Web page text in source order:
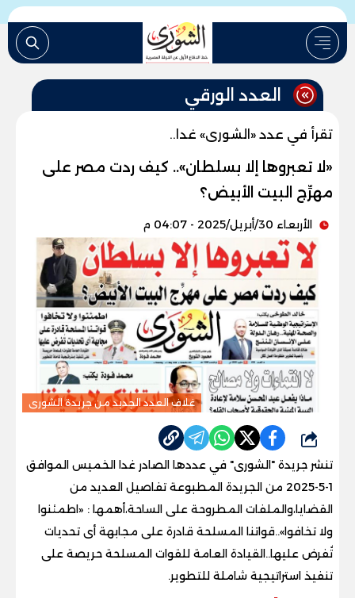
العدد الورقي
تقرأ في عدد «الشورى» غدا..
«لا تعبروها إلا بسلطان».. كيف ردت مصر على
مهرِّج البيت الأبيض؟
الأربعاء 30/أبريل/2025 - 04:07 م
غلاف العدد الجديد من جريدة الشورى
شارك
تنشر جريدة "الشورى" في عددها الصادر غدا الخميس الموافق
1-5-2025 من الجريدة المطبوعة تفاصيل العديد من
القضايا،والملفات المطروحة على الساحة،أهمها : «اطمئنوا
ولا تخافوا»..قواتنا المسلحة قادرة على مجابهة أى تحديات
تُفرض عليها..القيادة العامة للقوات المسلحة حريصة على
تنفيذ استراتيجية شاملة للتطوير.